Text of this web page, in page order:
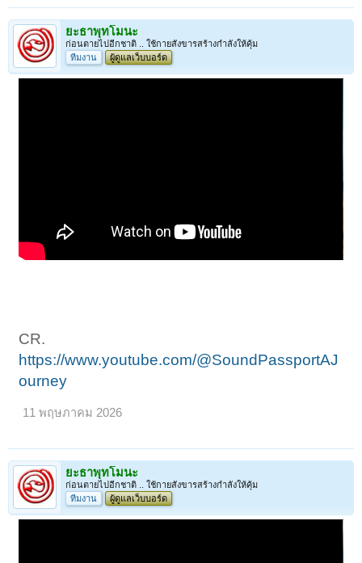
ยะธาพุทโมนะ
ก่อนตายไปอีกชาติ .. ใช้กายสังขารสร้างกำลังให้คุ้ม
ทีมงาน
ผู้ดูแลเว็บบอร์ด
CR.
https://www.youtube.com/@SoundPassportAJ
ourney
11 พฤษภาคม 2026
ยะธาพุทโมนะ
ก่อนตายไปอีกชาติ .. ใช้กายสังขารสร้างกำลังให้คุ้ม
ทีมงาน
ผู้ดูแลเว็บบอร์ด